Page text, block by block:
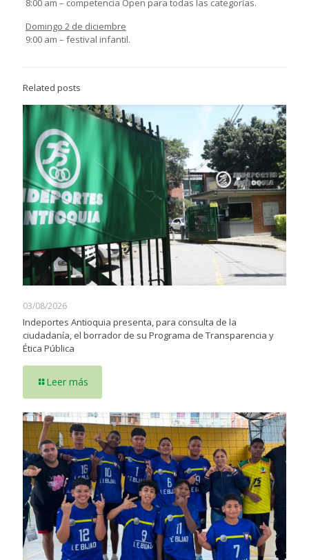
8:00 am – competencia Open para todas las categorías.
Domingo 2 de diciembre
9:00 am – festival infantil.
Related posts
03/08/2026
Indeportes Antioquia presenta, para consulta de la
ciudadanía, el borrador de su Programa de Transparencia y
Ética Pública
Leer más